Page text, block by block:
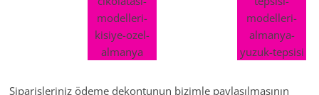
Siparişleriniz ödeme dekontunun bizimle paylaşılmasının